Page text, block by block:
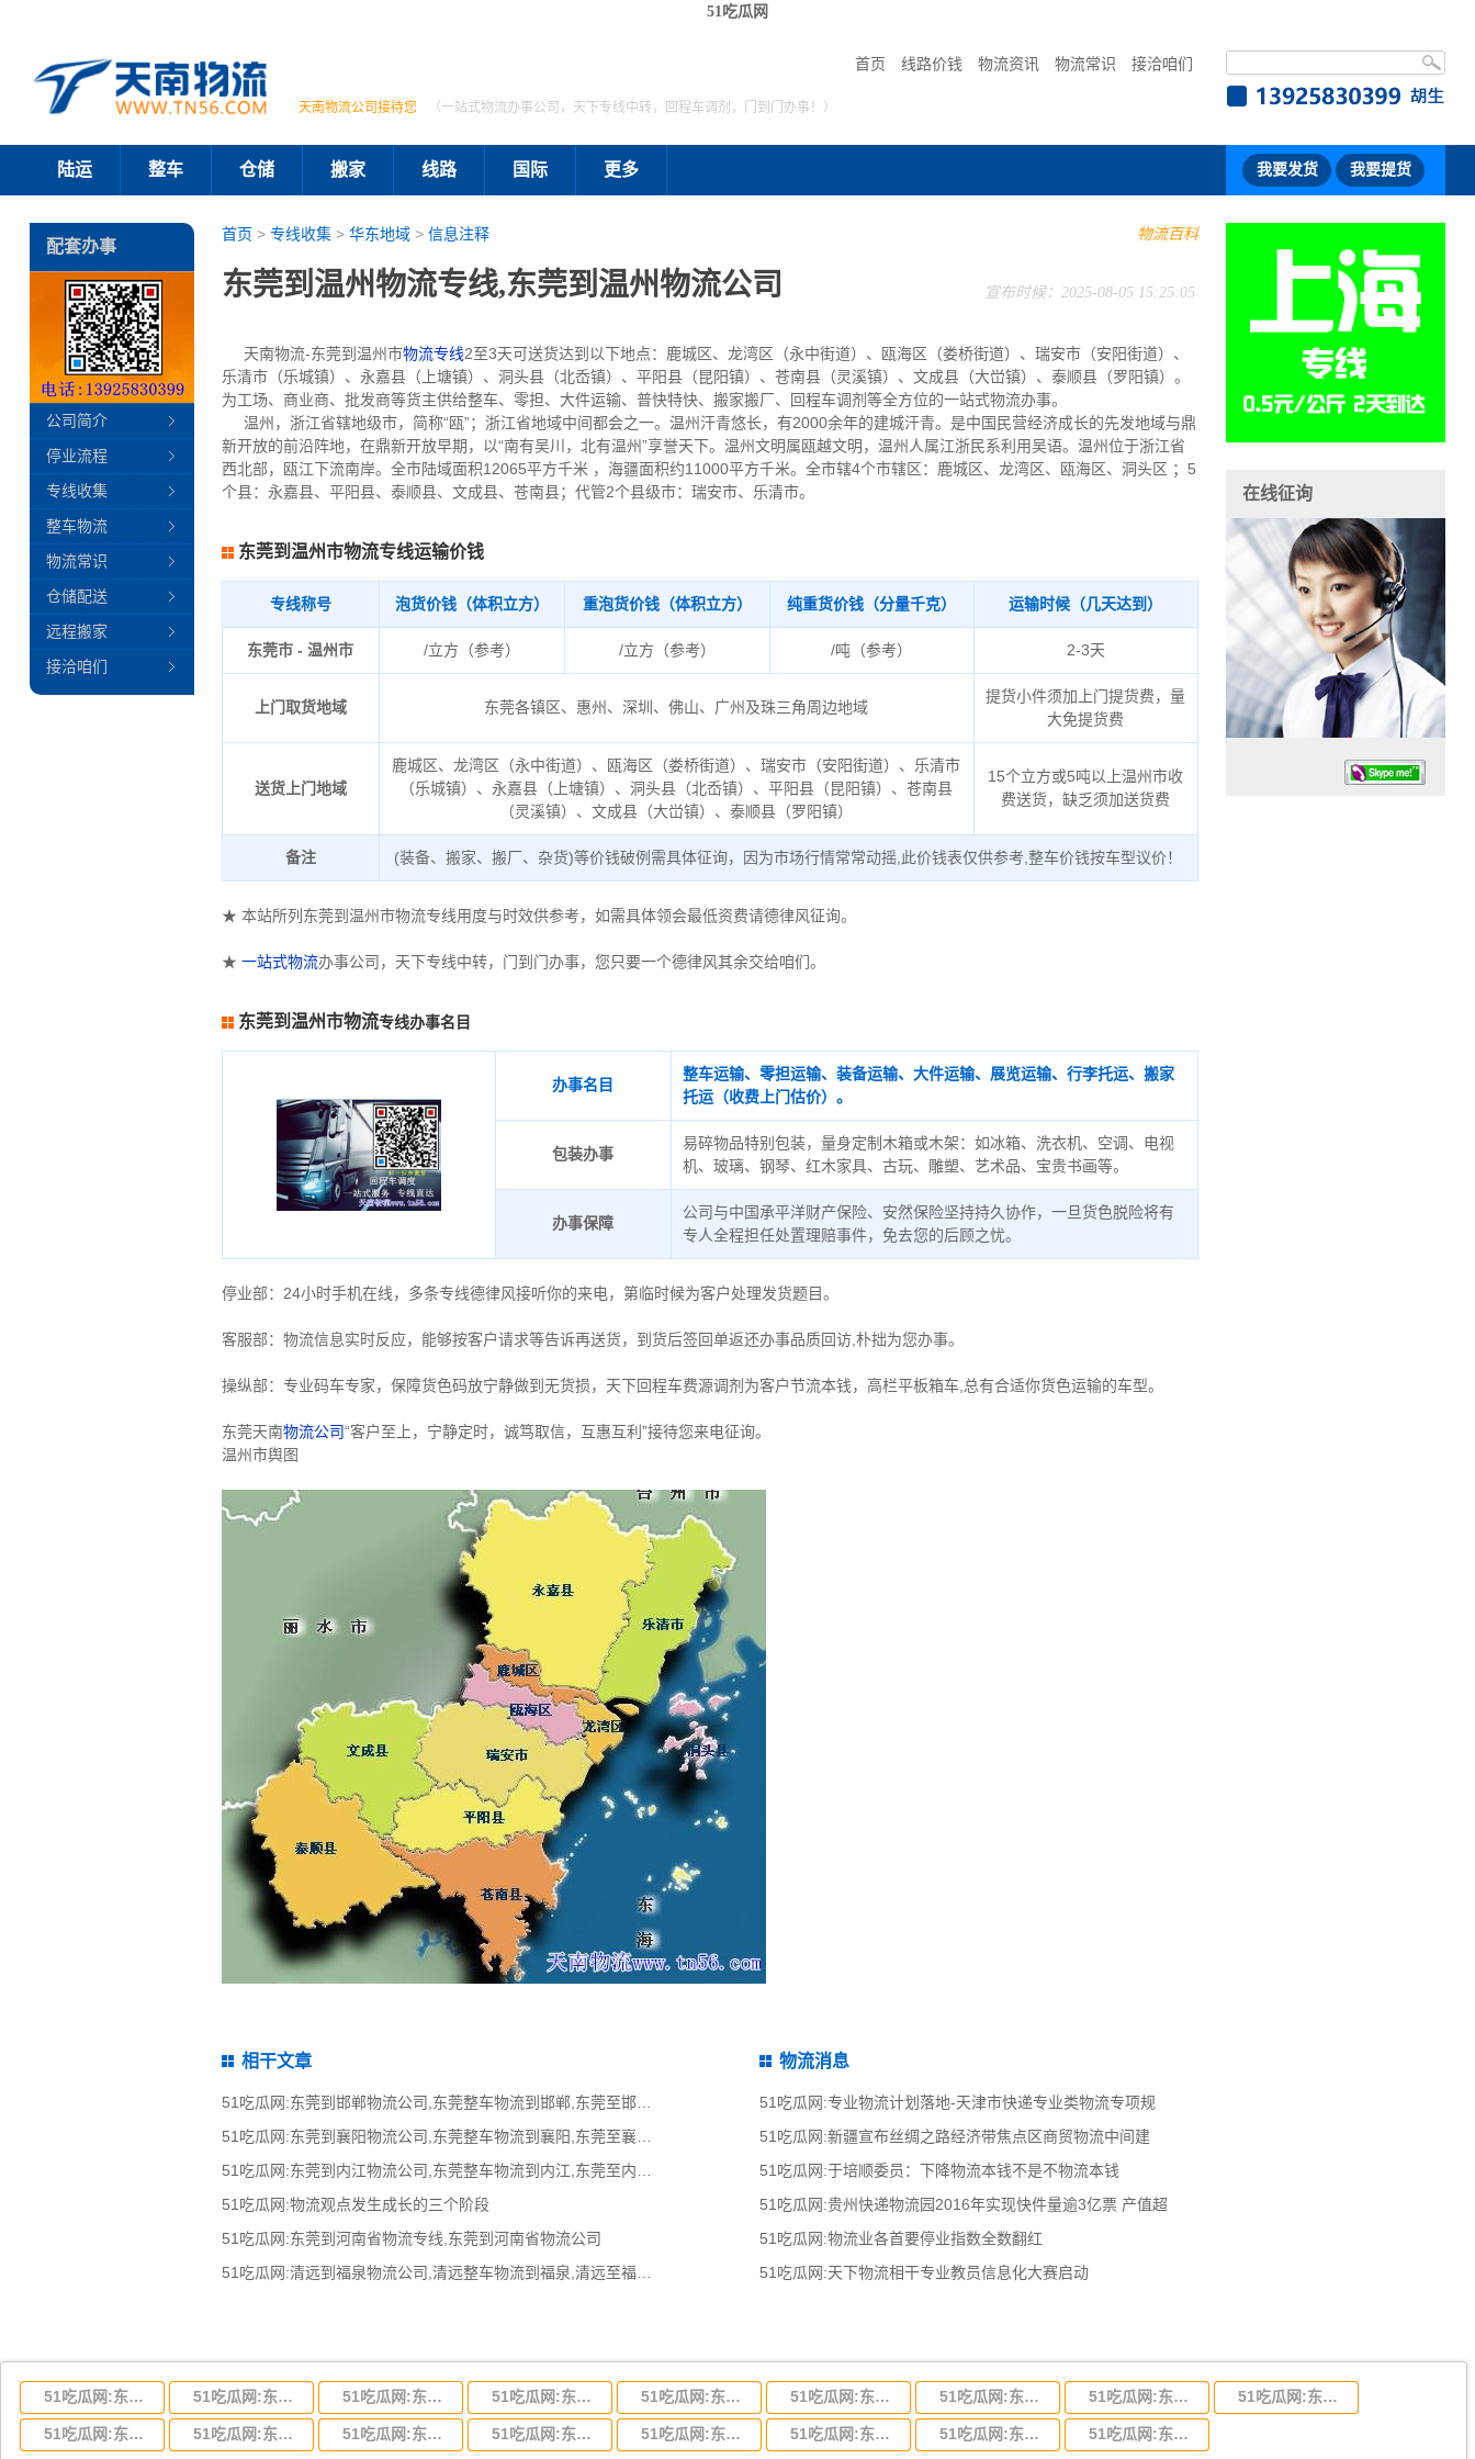
51吃瓜网
首页 线路价钱 物流资讯 物流常识 接洽咱们
天南物流公司接待您 （一站式物流办事公司，天下专线中转，回程车调剂，门到门办事！）
陆运 整车 仓储 搬家 线路 国际 更多 我要发货 我要提货
物流百科
首页 > 专线收集> 华东地域> 信息注释
东莞到温州物流专线,东莞到温州物流公司 宣布时候：2025-08-05 15:25:05
天南物流-东莞到温州市物流专线2至3天可送货达到以下地点：鹿城区、龙湾区（永中街道）、瓯海区（娄桥街道）、瑞安市（安阳街道）、
乐清市（乐城镇）、永嘉县（上塘镇）、洞头县（北岙镇）、平阳县（昆阳镇）、苍南县（灵溪镇）、文成县（大峃镇）、泰顺县（罗阳镇）。
为工场、商业商、批发商等货主供给整车、零担、大件运输、普快特快、搬家搬厂、回程车调剂等全方位的一站式物流办事。
温州，浙江省辖地级市，简称“瓯”；浙江省地域中间都会之一。温州汗青悠长，有2000余年的建城汗青。是中国民营经济成长的先发地域与鼎
新开放的前沿阵地，在鼎新开放早期，以“南有吴川，北有温州”享誉天下。温州文明属瓯越文明，温州人属江浙民系利用吴语。温州位于浙江省
西北部，瓯江下流南岸。全市陆域面积12065平方千米 ，海疆面积约11000平方千米。全市辖4个市辖区：鹿城区、龙湾区、瓯海区、洞头区 ；5
个县：永嘉县、平阳县、泰顺县、文成县、苍南县；代管2个县级市：瑞安市、乐清市。
东莞到温州市物流专线运输价钱
专线称号 泡货价钱（体积立方） 重泡货价钱（体积立方） 纯重货价钱（分量千克） 运输时候（几天达到）
东莞市 - 温州市 /立方（参考） /立方（参考） /吨（参考） 2-3天
上门取货地域 东莞各镇区、惠州、深圳、佛山、广州及珠三角周边地域
提货小件须加上门提货费，量
大免提货费
送货上门地域
鹿城区、龙湾区（永中街道）、瓯海区（娄桥街道）、瑞安市（安阳街道）、乐清市
（乐城镇）、永嘉县（上塘镇）、洞头县（北岙镇）、平阳县（昆阳镇）、苍南县
（灵溪镇）、文成县（大峃镇）、泰顺县（罗阳镇）
15个立方或5吨以上温州市收
费送货，缺乏须加送货费
备注 (装备、搬家、搬厂、杂货)等价钱破例需具体征询，因为市场行情常常动摇,此价钱表仅供参考,整车价钱按车型议价！
★ 本站所列东莞到温州市物流专线用度与时效供参考，如需具体领会最低资费请德律风征询。
★ 一站式物流办事公司，天下专线中转，门到门办事，您只要一个德律风其余交给咱们。
东莞到温州市物流专线办事名目
办事名目
整车运输、零担运输、装备运输、大件运输、展览运输、行李托运、搬家
托运（收费上门估价）。
包装办事
易碎物品特别包装，量身定制木箱或木架：如冰箱、洗衣机、空调、电视
机、玻璃、钢琴、红木家具、古玩、雕塑、艺术品、宝贵书画等。
办事保障
公司与中国承平洋财产保险、安然保险坚持持久协作，一旦货色脱险将有
专人全程担任处置理赔事件，免去您的后顾之忧。
停业部：24小时手机在线，多条专线德律风接听你的来电，第临时候为客户处理发货题目。
客服部：物流信息实时反应，能够按客户请求等告诉再送货，到货后签回单返还办事品质回访,朴拙为您办事。
操纵部：专业码车专家，保障货色码放宁静做到无货损，天下回程车费源调剂为客户节流本钱，高栏平板箱车,总有合适你货色运输的车型。
东莞天南物流公司“客户至上，宁静定时，诚笃取信，互惠互利”接待您来电征询。
温州市舆图
相干文章
51吃瓜网:东莞到邯郸物流公司,东莞整车物流到邯郸,东莞至邯郸物流专线 - 天南
51吃瓜网:东莞到襄阳物流公司,东莞整车物流到襄阳,东莞至襄阳物流专线 - 天南
51吃瓜网:物流观点发生成长的三个阶段
51吃瓜网:东莞到河南省物流专线,东莞到河南省物流公司
51吃瓜网:清远到福泉物流公司,清远整车物流到福泉,清远至福泉物流专线 - 天南
物流消息
51吃瓜网:专业物流计划落地-天津市快递专业类物流专项规
51吃瓜网:新疆宣布丝绸之路经济带焦点区商贸物流中间建
51吃瓜网:于培顺委员：下降物流本钱不是不物流本钱
51吃瓜网:贵州快递物流园2016年实现快件量逾3亿票 产值超
51吃瓜网:物流业各首要停业指数全数翻红
51吃瓜网:天下物流相干专业教员信息化大赛启动
配套办事
公司简介
停业流程
专线收集
整车物流
物流常识
仓储配送
远程搬家
接洽咱们
在线征询
51吃瓜网:东莞到湖北省物流专线,东莞到湖北省物流公司 51吃瓜网:东莞到河南省物流专线,东莞到河南省物流公司 51吃瓜网:东莞到湖南省物流专线,东莞到湖南省物流公司 51吃瓜网:东莞到河北省物流专线,东莞到河北省物流公司 51吃瓜网:东莞到吉林省物流运输,东莞到吉林省物流公司 51吃瓜网:东莞到甘肃省物流运输,东莞到甘肃省物流公司 51吃瓜网:东莞到陕西省物流运输,东莞到陕西省物流公司 51吃瓜网:东莞到贵州省物流运输,东莞到贵州省物流公司 51吃瓜网:东莞到四川省物流专线,东莞到四川省物流公司
51吃瓜网:东莞到云南省物流运输,东莞到云南省物流公司 51吃瓜网:东莞到江西省物流专线,东莞到江西省物流公司 51吃瓜网:东莞到安徽省物流专线,东莞到安徽省物流公司 51吃瓜网:东莞到山东省物流专线,东莞到山东省物流公司 51吃瓜网:东莞到江苏物流专线运输,东莞到江苏省物流公司 51吃瓜网:东莞到浙江省物流运输,东莞到浙江省物流公司 51吃瓜网:东莞到福建省物流运输,东莞到福建省物流公司 51吃瓜网:东莞到广西物流专线,东莞到广西物流公司